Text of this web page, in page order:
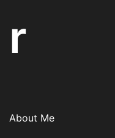
r
About Me